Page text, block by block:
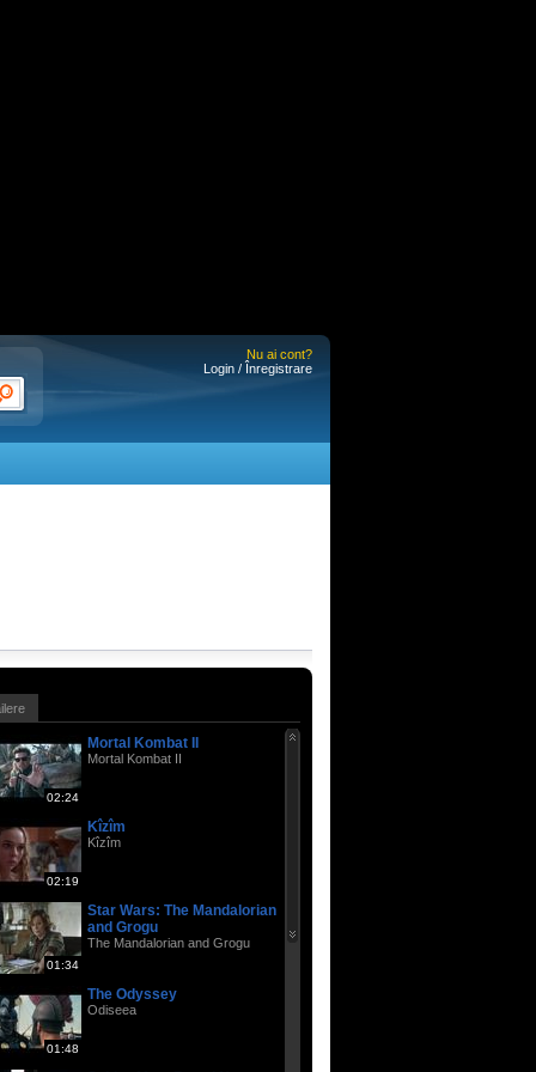
Nu ai cont?
Login / Înregistrare
02:24
Mortal Kombat II
Mortal Kombat II
02:19
Kîzîm
Kîzîm
01:34
Star Wars: The Mandalorian
and Grogu
The Mandalorian and Grogu
01:48
The Odyssey
Odiseea